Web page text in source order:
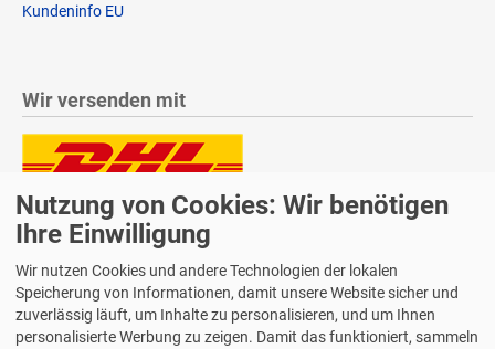
Kundeninfo EU
Wir versenden mit
Lieferung auch an Packstationen und Postfilialen
Samstagszustellung
Nutzung von Cookies: Wir benötigen
Ihre Einwilligung
Wir nutzen Cookies und andere Technologien der lokalen
Speicherung von Informationen, damit unsere Website sicher und
zuverlässig läuft, um Inhalte zu personalisieren, und um Ihnen
personalisierte Werbung zu zeigen. Damit das funktioniert, sammeln